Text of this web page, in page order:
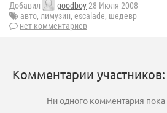
Добавил goodboy28 Июля 2008
авто, лимузин, escalade, шедевр
нет комментариев
Комментарии участников:
Ни одного комментария